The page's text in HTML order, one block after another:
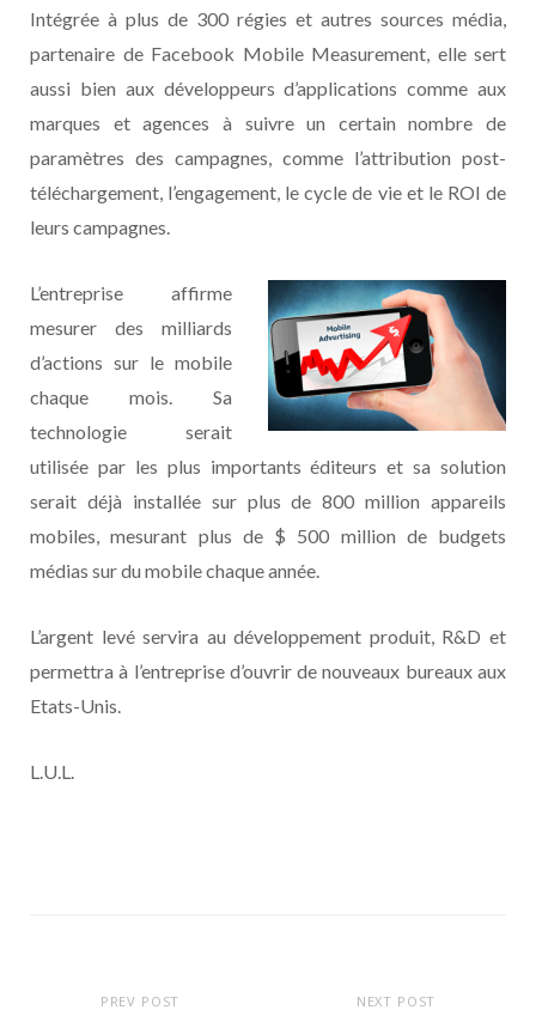
Intégrée à plus de 300 régies et autres sources média,
partenaire de Facebook Mobile Measurement, elle sert
aussi bien aux développeurs d’applications comme aux
marques et agences à suivre un certain nombre de
paramètres des campagnes, comme l’attribution post-
téléchargement, l’engagement, le cycle de vie et le ROI de
leurs campagnes.
L’entreprise affirme
mesurer des milliards
d’actions sur le mobile
chaque mois. Sa
technologie serait
utilisée par les plus importants éditeurs et sa solution
serait déjà installée sur plus de 800 million appareils
mobiles, mesurant plus de $ 500 million de budgets
médias sur du mobile chaque année.
L’argent levé servira au développement produit, R&D et
permettra à l’entreprise d’ouvrir de nouveaux bureaux aux
Etats-Unis.
L.U.L.
PREV POST NEXT POST